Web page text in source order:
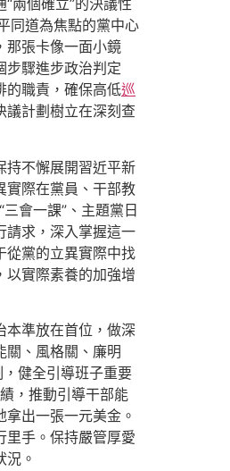
兩個確立”的決議性
同道為焦點的黨中心
那張卡像一面小鏡
步驟進步政治判定
的職責，確保高低巡
議計劃樹立在深刻查
持不懈展開習近平新
實際在黨員、干部教
會一課”、主題黨日
請求，深入掌握這一
從黨的立異實際中找
以實際素養的加強增
本準放在首位，做深
關、風格關、廉明
健全引導班子重要
，推動引導干部能
出一張一元美金。
里手。保持嚴管厚愛
。